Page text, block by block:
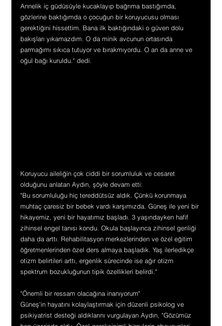
Annelik iç güdüsüyle kucaklayıp bağrıma bastığımda,
gözlerine baktığımda o çocuğun bir koruyucusu olması
gerektiğini hissettim. Bana ilk baktığındaki o güven dolu
bakışları yıkamazdım. O da minik avcunun ortasında
parmağımı sıkıca tutuyor ve bırakmıyordu. O an da anne ve
oğul bağı kuruldu." dedi.
Koruyucu aileliğin çok ciddi bir sorumluluk ve cesaret
olduğunu anlatan Aydın, şöyle devam etti:
"Bu sorumluluğu hiç tereddütsüz aldık. Çünkü korunmaya
muhtaç çaresiz bir bebek vardı karşımızda. Güneş ile yeni bir
hikayemiz, yeni bir hayatımız başladı. 3 yaşındayken hafif
zihinsel engel tanısı kondu. Okula başlayınca zihinsel geriliği
daha da arttı. Rehabilitasyon merkezlerinden ve özel eğitim
öğretmenlerinden özel ders almaya başladık. Yaş ilerledikçe
otizm belirtileri arttı, ergenlik sürecinde ise ağır otizm
spektrum bozukluğunun tipik özellikleri belirdi."
"Önemli bir ressam olacağına inanıyorum"
Güneş'in hayatını kolaylaştırmak için düzenli psikolog ve
psikiyatrist desteği aldıklarını vurgulayan Aydın, "Gözümüz